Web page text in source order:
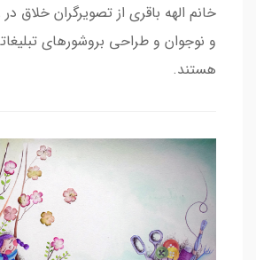
خانم الهه باقری از تصویرگران خلاق
و نوجوان و طراحی بروشورهای
هستند.